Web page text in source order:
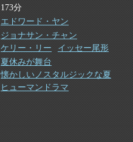
173分
エドワード・ヤン
ジョナサン・チャン
ケリー・リー
イッセー尾形
夏休みが舞台
懐かしいノスタルジックな夏
ヒューマンドラマ